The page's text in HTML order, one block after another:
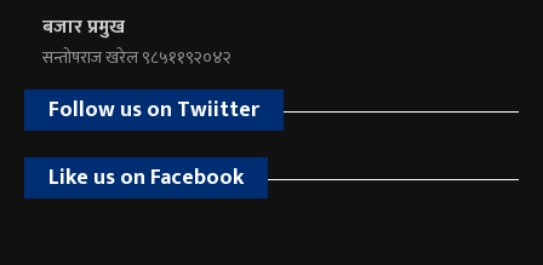
बजार प्रमुख
सन्तोषराज खरेल ९८५११९२०४२
Follow us on Twiitter
Like us on Facebook